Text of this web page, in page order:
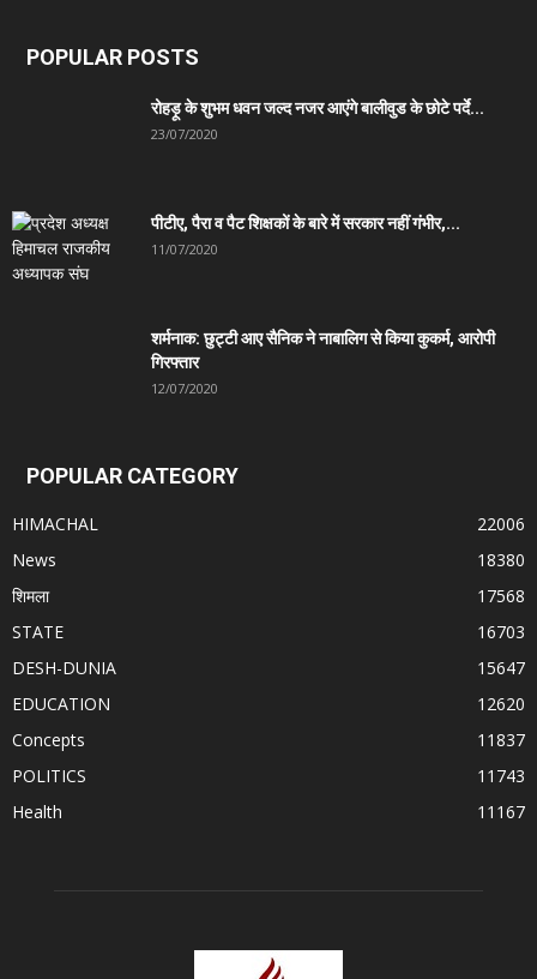
POPULAR POSTS
रोहड़ू के शुभम धवन जल्द नजर आएंगे बालीवुड के छोटे पर्दे...
23/07/2020
पीटीए, पैरा व पैट शिक्षकों के बारे में सरकार नहीं गंभीर,...
11/07/2020
शर्मनाक: छुट्टी आए सैनिक ने नाबालिग से किया कुकर्म, आरोपी
गिरफ्तार
12/07/2020
POPULAR CATEGORY
HIMACHAL
22006
News
18380
शिमला
17568
STATE
16703
DESH-DUNIA
15647
EDUCATION
12620
Concepts
11837
POLITICS
11743
Health
11167